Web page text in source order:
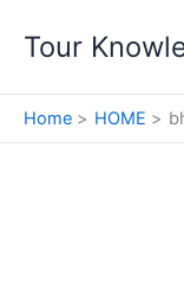
Tour
Home HOME